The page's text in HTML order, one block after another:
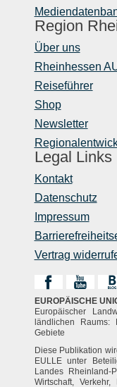
Region
Über uns
Rheinhessen
Reiseführer
Shop
Newsletter
Legal Links
Kontakt
Datenschutz
Impressum
Vertrag
EUROPÄISCHE
Europäischer
ländlichen
Gebiete
Diese Publikation
EULLE unter
Landes Rheinland-
Wirtschaft,